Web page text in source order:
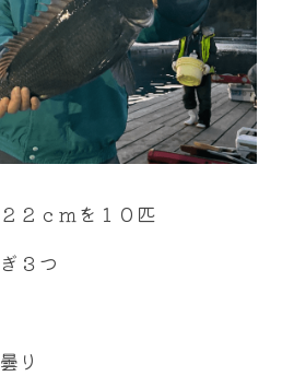
２ｃｍを１０匹
３つ
り